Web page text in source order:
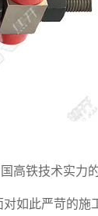
高铁技术实力
如此严苛的施